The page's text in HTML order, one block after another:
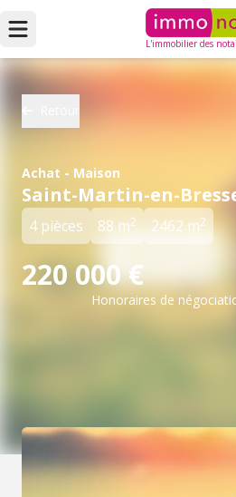
L'immobilier des
Achat - Maison
Saint-Martin-en-
4 pièces 88 m2 2462 m2
220 000 €
Honoraires de